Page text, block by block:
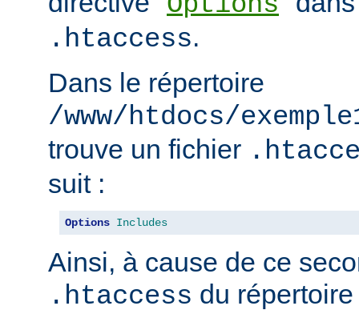
.htaccess.
Dans le répertoire
/www/htdocs/
trouve un fichier
suit :
Options Includes
Ainsi, à cause de ce
.htaccess du répertoire